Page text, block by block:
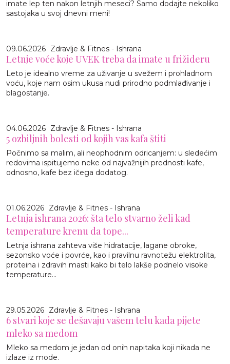
imate lep ten nakon letnjih meseci? Samo dodajte nekoliko
sastojaka u svoj dnevni meni!
09.06.2026 Zdravlje & Fitnes - Ishrana
Letnje voće koje UVEK treba da imate u frižideru
Leto je idealno vreme za uživanje u svežem i prohladnom
voću, koje nam osim ukusa nudi prirodno podmlađivanje i
blagostanje.
04.06.2026 Zdravlje & Fitnes - Ishrana
5 ozbiljnih bolesti od kojih vas kafa štiti
Počnimo sa malim, ali neophodnim odricanjem: u sledećim
redovima ispitujemo neke od najvažnijih prednosti kafe,
odnosno, kafe bez ičega dodatog.
01.06.2026 Zdravlje & Fitnes - Ishrana
Letnja ishrana 2026: šta telo stvarno želi kad
temperature krenu da tope...
Letnja ishrana zahteva više hidratacije, lagane obroke,
sezonsko voće i povrće, kao i pravilnu ravnotežu elektrolita,
proteina i zdravih masti kako bi telo lakše podnelo visoke
temperature...
29.05.2026 Zdravlje & Fitnes - Ishrana
6 stvari koje se dešavaju vašem telu kada pijete
mleko sa medom
Mleko sa medom je jedan od onih napitaka koji nikada ne
izlaze iz mode.